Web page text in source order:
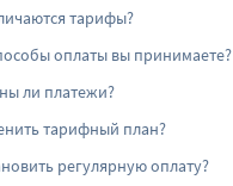
тарифы?
оплаты вы принимаете?
ли платежи?
тарифный план?
регулярную оплату?